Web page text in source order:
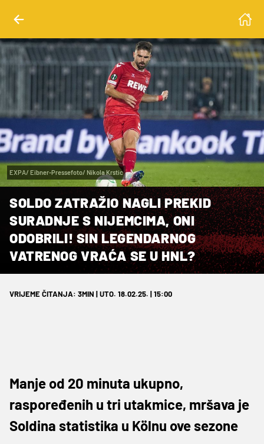
EXPA/ Eibner-Pressefoto/ Nikola Krstic
SOLDO ZATRAŽIO NAGLI PREKID
SURADNJE S NIJEMCIMA, ONI
ODOBRILI! SIN LEGENDARNOG
VATRENOG VRAĆA SE U HNL?
VRIJEME ČITANJA: 3MIN | UTO. 18.02.25. | 15:00
Manje od 20 minuta ukupno,
raspoređenih u tri utakmice, mršava je
Soldina statistika u Kölnu ove sezone